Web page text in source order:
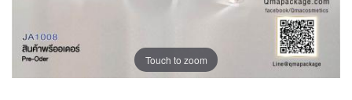
Touch to zoom